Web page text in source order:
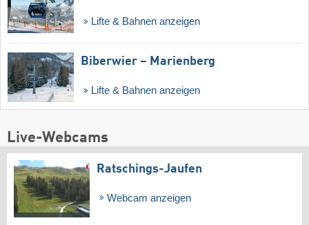
Lifte & Bahnen anzeigen
Biberwier – Marienberg
Lifte & Bahnen anzeigen
Live-Webcams
Ratschings-Jaufen
Webcam anzeigen